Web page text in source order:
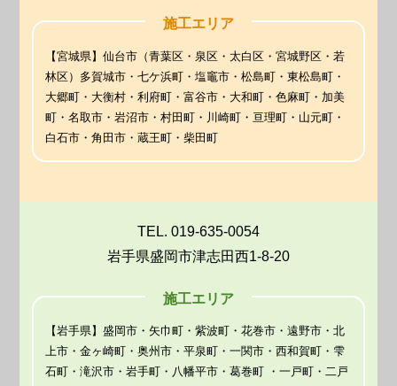
施工エリア
【宮城県】仙台市（青葉区・泉区・太白区・宮城野区・若
林区）多賀城市・七ケ浜町・塩竈市・松島町・東松島町・
大郷町・大衡村・利府町・富谷市・大和町・色麻町・加美
町・名取市・岩沼市・村田町・川崎町・亘理町・山元町・
白石市・角田市・蔵王町・柴田町
TEL. 019-635-0054
岩手県盛岡市津志田西1-8-20
施工エリア
【岩手県】盛岡市・矢巾町・紫波町・花巻市・遠野市・北
上市・金ヶ崎町・奥州市・平泉町・一関市・西和賀町・雫
石町・滝沢市・岩手町・八幡平市・葛巻町 ・一戸町・二戸